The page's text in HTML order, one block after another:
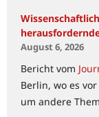
August 6, 2026
Bericht vom
Berlin, wo es
um andere